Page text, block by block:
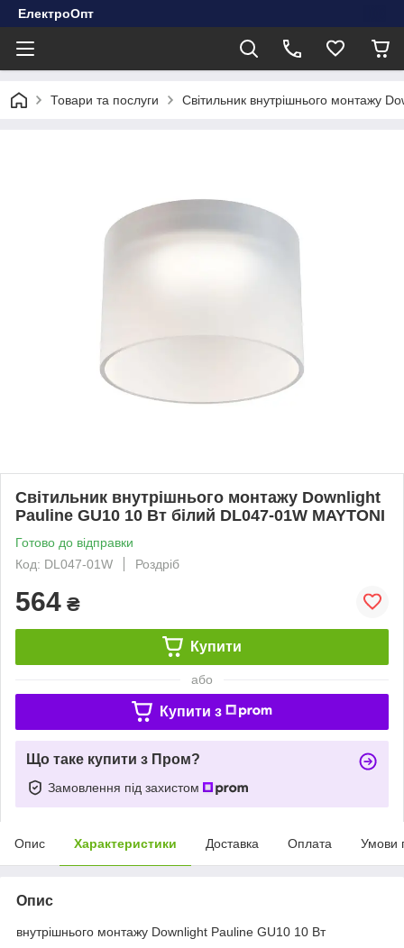
ЕлектроОпт
Товари та послуги Світильник внутрішнього монтажу
Світильник внутрішнього монтажу Downlight
Pauline GU10 10 Вт білий DL047-01W MAYTONI
Готово до відправки
Код: DL047-01W
Роздріб
564 ₴
Купити
або
Купити з
Що таке купити з Пром?
Замовлення під захистом
Опис Характеристики Доставка Оплата Умови
Опис
внутрішнього монтажу Downlight Pauline GU10 10 Вт